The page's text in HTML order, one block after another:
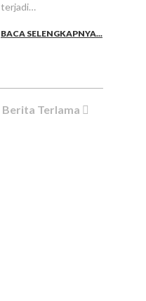
terjadi…
BACA SELENGKAPNYA...
Berita Terlama